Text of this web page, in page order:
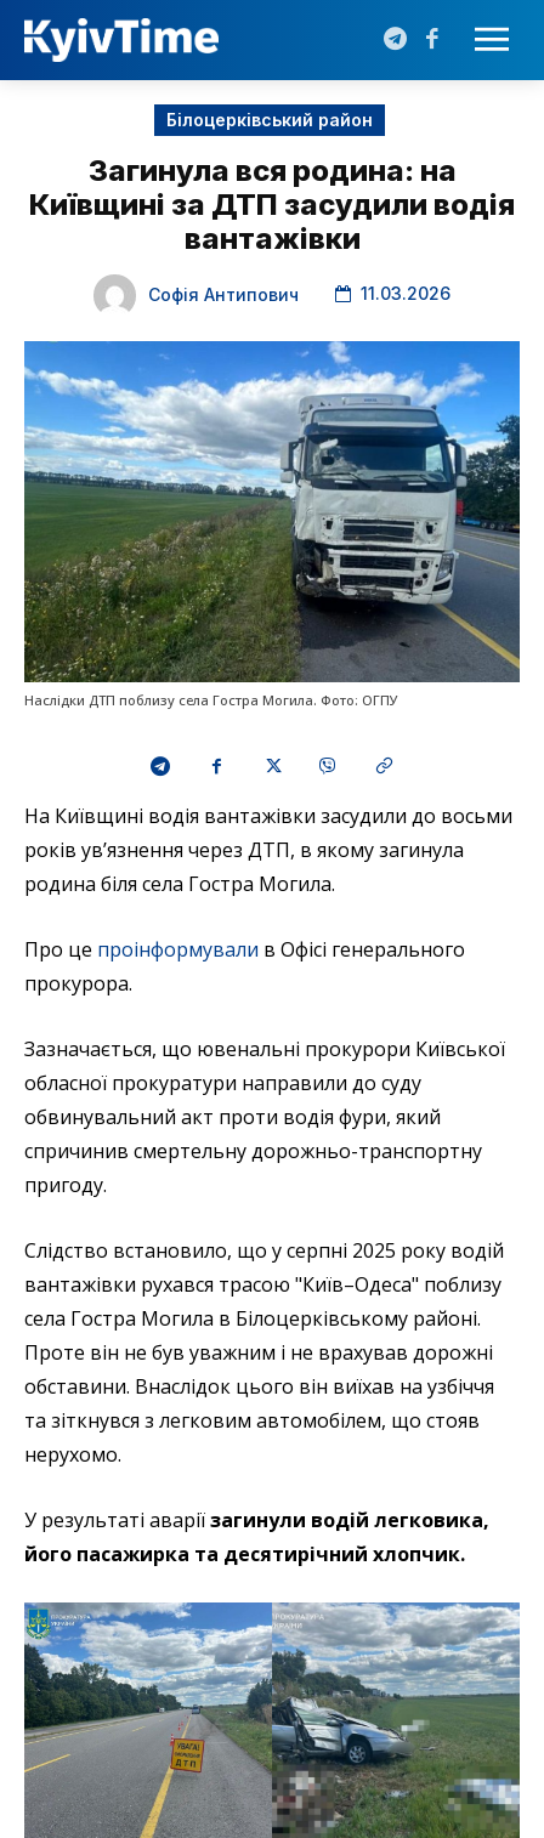
Білоцерківський район
Загинула вся родина: на
Київщині за ДТП засудили водія
вантажівки
Софія Антипович 11.03.2026
Наслідки ДТП поблизу села Гостра Могила. Фото: ОГПУ
На Київщині водія вантажівки засудили до восьми
років ув’язнення через ДТП, в якому загинула
родина біля села Гостра Могила.
Про це проінформували в Офісі генерального
прокурора.
Зазначається, що ювенальні прокурори Київської
обласної прокуратури направили до суду
обвинувальний акт проти водія фури, який
спричинив смертельну дорожньо-транспортну
пригоду.
Слідство встановило, що у серпні 2025 року водій
вантажівки рухався трасою "Київ–Одеса" поблизу
села Гостра Могила в Білоцерківському районі.
Проте він не був уважним і не врахував дорожні
обставини. Внаслідок цього він виїхав на узбіччя
та зіткнувся з легковим автомобілем, що стояв
нерухомо.
У результаті аваріїзагинули водій легковика,
його пасажирка та десятирічний хлопчик.